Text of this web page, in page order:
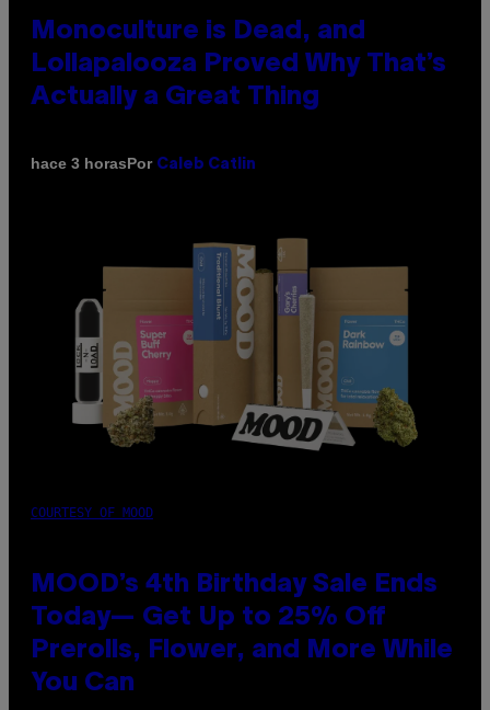
Monoculture is Dead, and
Lollapalooza Proved Why That’s
Actually a Great Thing
hace 3 horasPor Caleb Catlin
COURTESY OF MOOD
MOOD’s 4th Birthday Sale Ends
Today— Get Up to 25% Off
Prerolls, Flower, and More While
You Can